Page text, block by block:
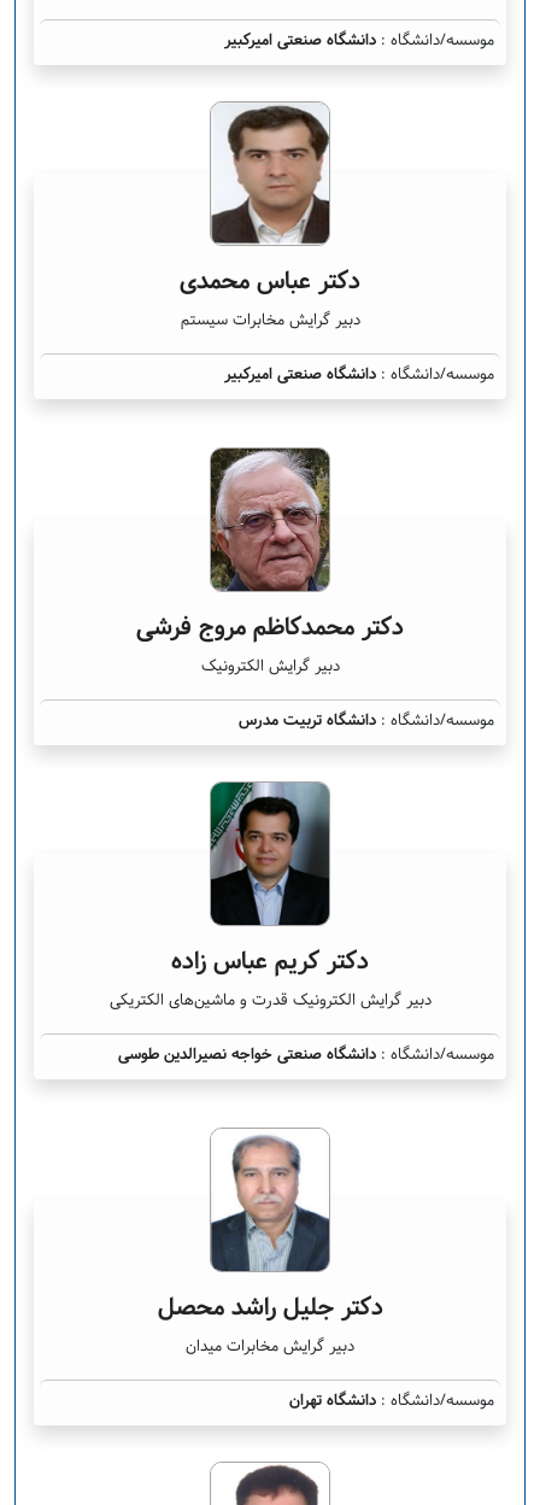
موسسه/دانشگاه : دانشگاه صنعتی امیرکبیر
دکتر عباس محمدی
دبیر گرایش مخابرات سیستم
موسسه/دانشگاه : دانشگاه صنعتی امیرکبیر
دکتر محمدکاظم مروج فرشی
دبیر گرایش الکترونیک
موسسه/دانشگاه : دانشگاه تربیت مدرس
دکتر کریم عباس زاده
دبیر گرایش الکترونیک قدرت و ماشین‌های الکتریکی
موسسه/دانشگاه : دانشگاه صنعتی خواجه نصیرالدین طوسی
دکتر جلیل راشد محصل
دبیر گرایش مخابرات میدان
موسسه/دانشگاه : دانشگاه تهران